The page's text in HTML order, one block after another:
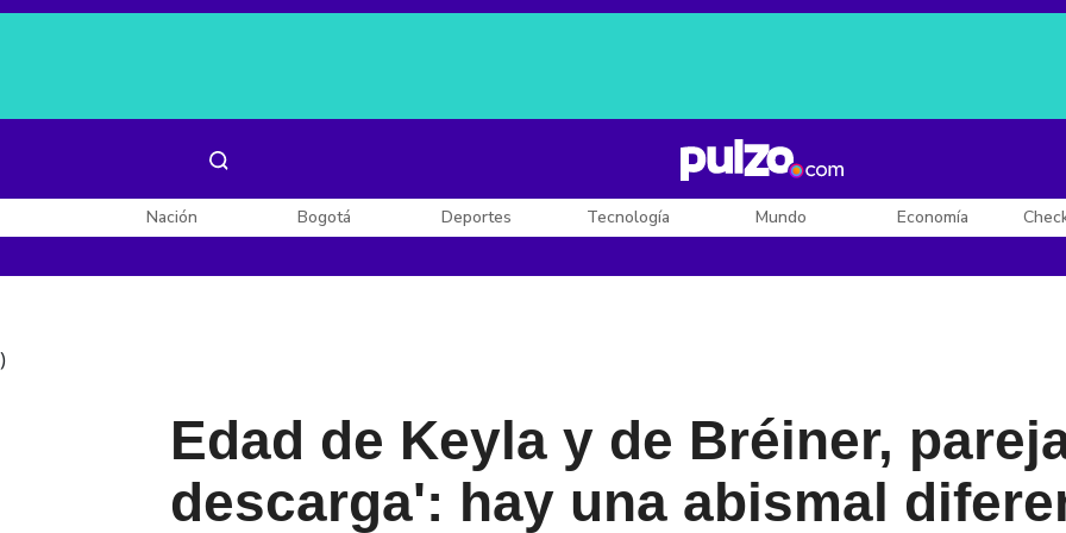
Posesión de De la Espriella
Nación Bogotá Deportes Tecnología Mundo Economía
)
Edad de Keyla y de Bréiner,
descarga': hay una abismal